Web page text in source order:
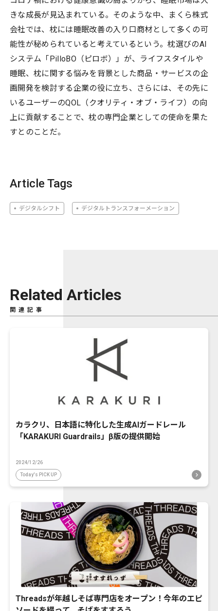
きな成長が見込まれている。そのような中、まくら株式
会社では、枕には睡眠改善の入り口商材として多くの可
能性が秘められていると考えているという。枕選びのAI
システム「PilloBO（ピロボ）」が、ライフスタイルや
睡眠、枕に関する悩みを背景とした商品・サービスの企
画開発を検討する企業の役に立ち、さらには、その先に
いるユーザーのQOL（クオリティ・オブ・ライフ）の向
上に貢献することで、枕の専門企業としての使命を果た
すとのことだ。
Article Tags
デジタルシフト デジタルトランスフォーメーション
Related Articles
関連記事
カラクリ、日本語に特化した生成AIガードレール
「KARAKURI Guardrails」β版の提供開始
2024/12/26
Today's PICK UP
Threadsが年越しそば専門店をオープン！今年のエピ